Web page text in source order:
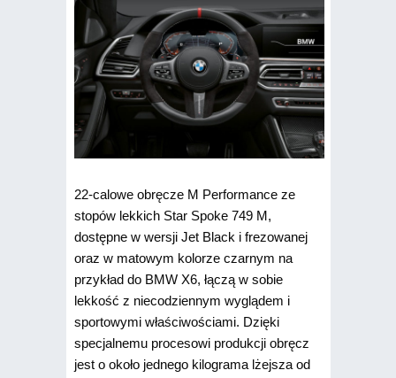
22-calowe obręcze M Performance ze
stopów lekkich Star Spoke 749 M,
dostępne w wersji Jet Black i frezowanej
oraz w matowym kolorze czarnym na
przykład do BMW X6, łączą w sobie
lekkość z niecodziennym wyglądem i
sportowymi właściwościami. Dzięki
specjalnemu procesowi produkcji obręcz
jest o około jednego kilograma lżejsza od